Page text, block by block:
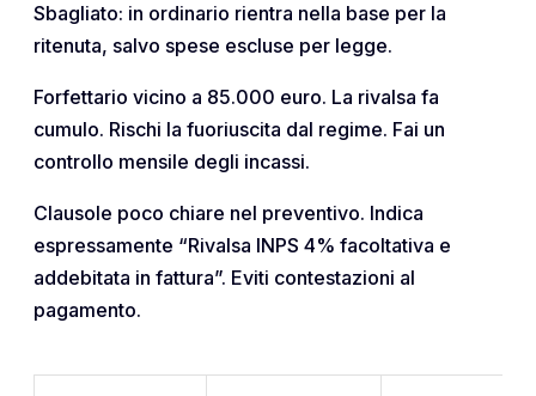
Sbagliato: in ordinario rientra nella base per la
ritenuta, salvo spese escluse per legge.
Forfettario vicino a 85.000 euro. La rivalsa fa
cumulo. Rischi la fuoriuscita dal regime. Fai un
controllo mensile degli incassi.
Clausole poco chiare nel preventivo. Indica
espressamente “Rivalsa INPS 4% facoltativa e
addebitata in fattura”. Eviti contestazioni al
pagamento.